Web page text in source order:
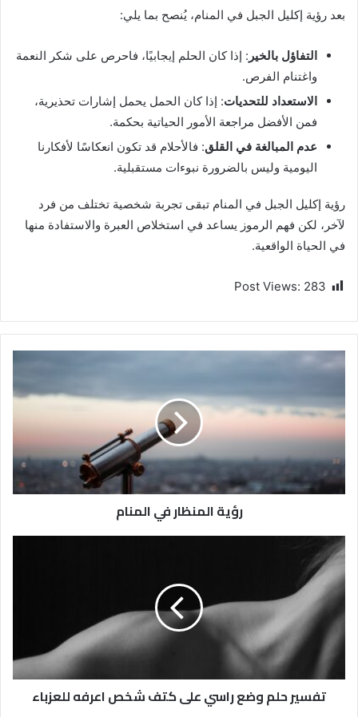
بعد رؤية إكليل الجبل في المنام، يُنصح بما يلي:
التفاؤل بالخير : إذا كان الحلم إيجابيًا، فاحرص على شكر النعمة
واغتنام الفرص.
الاستعداد للتحديات: إذا كان الحمل يحمل إشارات تحذيرية،
فمن الأفضل مراجعة الأمور الحياتية بحكمة.
عدم المبالغة في القلق: فالأحلام قد تكون انعكاسًا لأفكارنا
اليومية وليس بالضرورة نبوءات مستقبلية.
رؤية إكليل الجبل في المنام تبقى تجربة شخصية تختلف من فرد
لآخر، لكن فهم الرموز يساعد في استخلاص العبرة والاستفادة منها
في الحياة الواقعية.
Post Views: 283
رؤية المنظار في المنام
تفسير حلم وضع راسي على كتف شخص اعرفه للعزباء